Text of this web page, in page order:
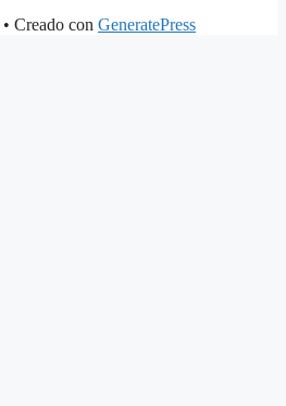
• Creado con GeneratePress